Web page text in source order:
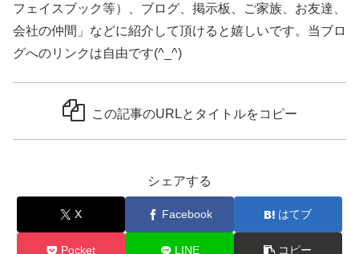
フェイスブック等）、ブログ、掲示板、ご家族、お友達、
会社の仲間」などに紹介して頂けると嬉しいです。当ブロ
グへのリンクは自由です(^_^)
この記事のURLとタイトルをコピー
シェアする
X Facebook はてブ
Pocket LINE コピー